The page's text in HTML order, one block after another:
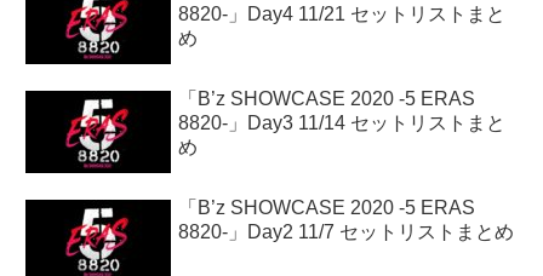
8820-」Day4 11/21 セットリストまと
め
「B’z SHOWCASE 2020 -5 ERAS
8820-」Day3 11/14 セットリストまと
め
「B’z SHOWCASE 2020 -5 ERAS
8820-」Day2 11/7 セットリストまとめ